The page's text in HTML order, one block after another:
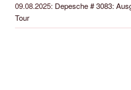
09.08.2025: Depesche # 3083:
Tour